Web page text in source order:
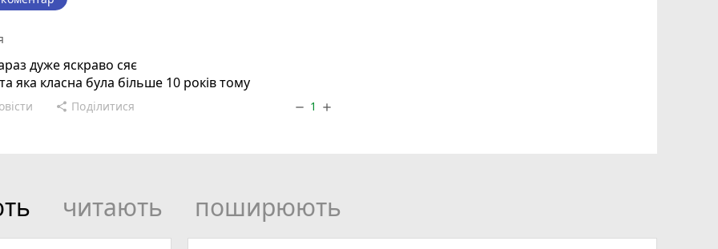
дуже яскраво сяє
яка класна була більше 10 років тому
share Поділитися remove 1 add
читають поширюють